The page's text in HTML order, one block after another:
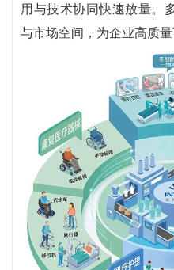
用与技术协同快速放量。
与市场空间，为企业高质